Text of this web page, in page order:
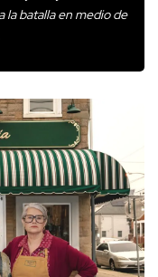
la batalla en medio de